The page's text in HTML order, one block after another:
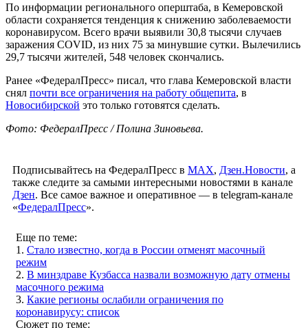
По информации регионального оперштаба, в Кемеровской
области сохраняется тенденция к снижению заболеваемости
коронавирусом. Всего врачи выявили 30,8 тысячи случаев
заражения COVID, из них 75 за минувшие сутки. Вылечились
29,7 тысячи жителей, 548 человек скончались.
Ранее «ФедералПресс» писал, что глава Кемеровской власти
снял почти все ограничения на работу общепита, в
Новосибирской это только готовятся сделать.
Фото: ФедералПресс / Полина Зиновьева.
Подписывайтесь на ФедералПресс в МАХ, Дзен.Новости, а
также следите за самыми интересными новостями в канале
Дзен. Все самое важное и оперативное — в telegram-канале
«ФедералПресс».
Еще по теме:
1. Стало известно, когда в России отменят масочный
режим
2. В минздраве Кузбасса назвали возможную дату отмены
масочного режима
3. Какие регионы ослабили ограничения по
коронавирусу: список
Сюжет по теме: